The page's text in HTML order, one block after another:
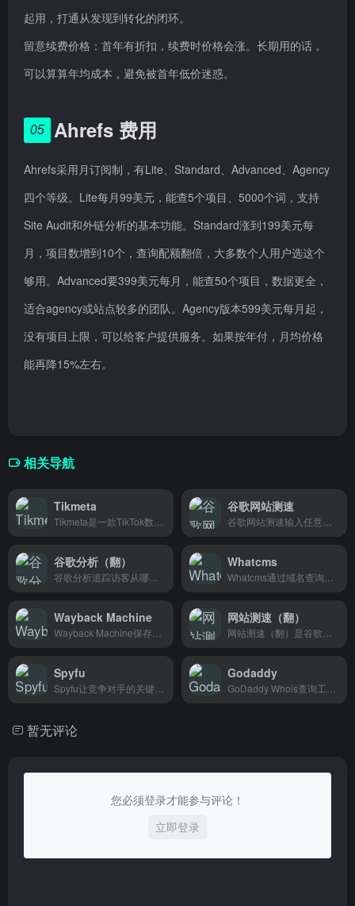
起用，打通从发现到转化的闭环。
留意续费价格：首年有折扣，续费时价格会涨。长期用的话，
可以算算年均成本，避免被首年低价迷惑。
05 Ahrefs 费用
Ahrefs采用月订阅制，有Lite、Standard、Advanced、Agency
四个等级。Lite每月99美元，能查5个项目、5000个词，支持
Site Audit和外链分析的基本功能。Standard涨到199美元每
月，项目数增到10个，查询配额翻倍，大多数个人用户选这个
够用。Advanced要399美元每月，能查50个项目，数据更全，
适合agency或站点较多的团队。Agency版本599美元每月起，
没有项目上限，可以给客户提供服务。如果按年付，月均价格
能再降15%左右。
相关导航
Tikmeta 谷歌网站测速
谷歌分析（翻） Whatcms
Wayback Machine 网站测速（翻）
Spyfu Godaddy
暂无评论
您必须登录才能参与评论！
立即登录